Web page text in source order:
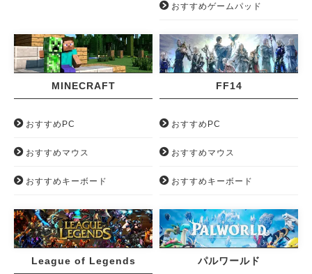
おすすめゲームパッド
MINECRAFT
おすすめPC
おすすめマウス
おすすめキーボード
FF14
おすすめPC
おすすめマウス
おすすめキーボード
League of Legends パルワールド